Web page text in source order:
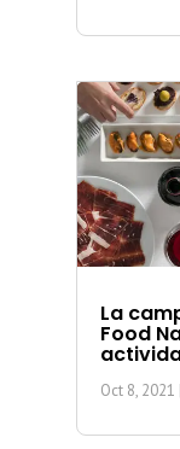
La
Food
Oct 8, 2021